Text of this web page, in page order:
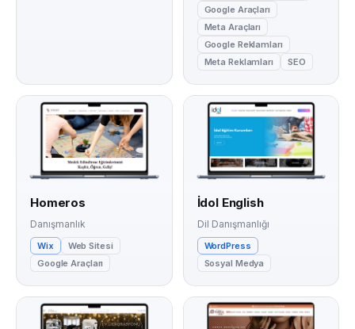
Google Araçları
Meta Araçları
Google Reklamları
Meta Reklamları
SEO
Homeros
Danışmanlık
Wix
Web Sitesi
Google Araçları
İdol English
Dil Danışmanlığı
WordPress
Sosyal Medya